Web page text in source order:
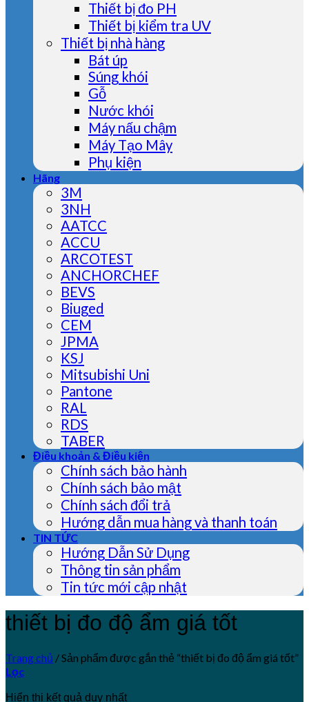
Thiết bị đo PH
Thiết bị kiểm tra UV
Thiết bị nhà hàng
Bát úp
Súng khói
Gỗ
Nước khói
Máy nấu chậm
Máy Tạo Mây
Phụ kiện
Hãng
3M
3NH
AATCC
ACCU
ARCOTEST
ANCHORCHEF
BEVS
Biuged
CEM
JPMA
KSJ
Mitsubishi Uni
Pantone
RAL
RDS
TABER
Điều khoản & Điều kiện
Chính sách bảo hành
Chính sách bảo mật
Chính sách đổi trả
Hướng dẫn mua hàng và thanh toán
TIN TỨC
Hướng Dẫn Sử Dụng
Thông tin sản phẩm
Tin tức mới cập nhật
thiết bị đo độ ẩm giá tốt
Trang chủ /Sản phẩm được gắn thẻ “thiết bị đo độ ẩm giá tốt”
Lọc
Hiển thị kết quả duy nhất